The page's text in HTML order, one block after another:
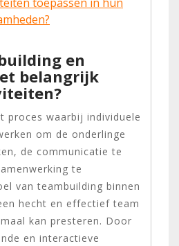
en
belangrijk
proces waarbij individuele
om de onderlinge
de communicatie te
te
van teambuilding binnen
hecht en effectief team
kan presteren. Door
en interactieve